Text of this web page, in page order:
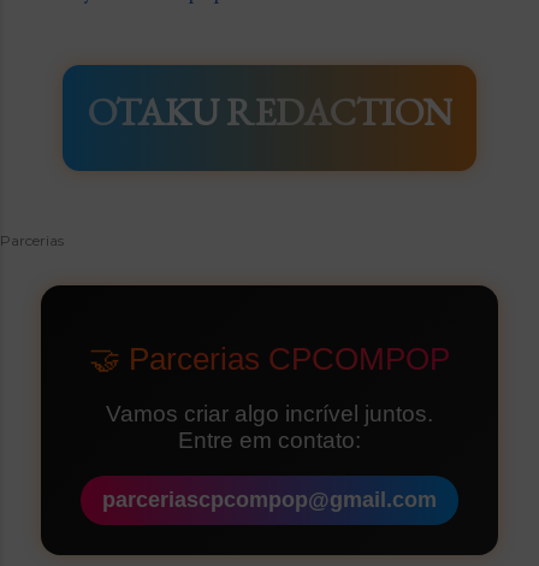
OTAKU REDACTION
Parcerias
🤝 Parcerias CPCOMPOP
Vamos criar algo incrível juntos.
Entre em contato:
parceriascpcompop@gmail.com